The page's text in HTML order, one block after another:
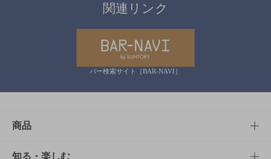
関連リンク
バー検索サイト［BAR-NAVI］
商品
商品TOP
知る・楽しむ